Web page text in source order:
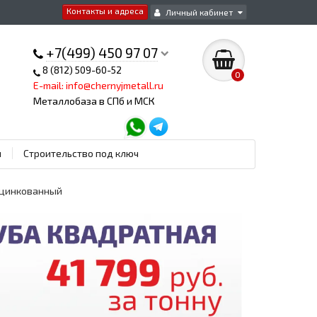
Контакты и адреса Личный кабинет
+7(499) 450 97 07
8 (812) 509-60-52
E-mail: info@chernyjmetall.ru
Металлобаза в СПб и МСК
0
Строительство под ключ